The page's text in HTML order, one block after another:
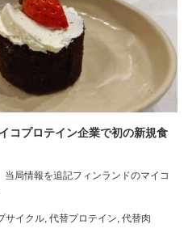
コプロテイン企業で初の新規食
局情報を追記フィンランドのマイコ
サイクル, 代替プロテイン, 代替肉